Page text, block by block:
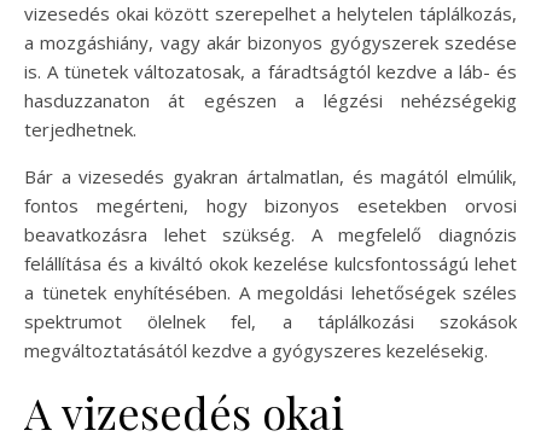
vizesedés okai között szerepelhet a helytelen táplálkozás,
a mozgáshiány, vagy akár bizonyos gyógyszerek szedése
is. A tünetek változatosak, a fáradtságtól kezdve a láb- és
hasduzzanaton át egészen a légzési nehézségekig
terjedhetnek.
Bár a vizesedés gyakran ártalmatlan, és magától elmúlik,
fontos megérteni, hogy bizonyos esetekben orvosi
beavatkozásra lehet szükség. A megfelelő diagnózis
felállítása és a kiváltó okok kezelése kulcsfontosságú lehet
a tünetek enyhítésében. A megoldási lehetőségek széles
spektrumot ölelnek fel, a táplálkozási szokások
megváltoztatásától kezdve a gyógyszeres kezelésekig.
A vizesedés okai